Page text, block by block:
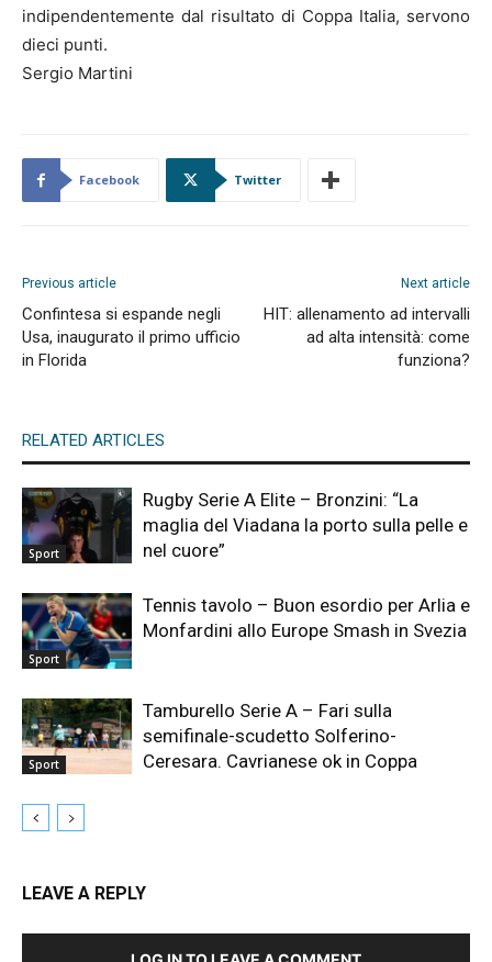
indipendentemente dal risultato di Coppa Italia, servono
dieci punti.
Sergio Martini
Facebook Twitter
Previous article
Confintesa si espande negli
Usa, inaugurato il primo ufficio
in Florida
Next article
HIT: allenamento ad intervalli
ad alta intensità: come
funziona?
RELATED ARTICLES
Sport
Rugby Serie A Elite – Bronzini: “La
maglia del Viadana la porto sulla pelle e
nel cuore”
Sport
Tennis tavolo – Buon esordio per Arlia e
Monfardini allo Europe Smash in Svezia
Sport
Tamburello Serie A – Fari sulla
semifinale-scudetto Solferino-
Ceresara. Cavrianese ok in Coppa
LEAVE A REPLY